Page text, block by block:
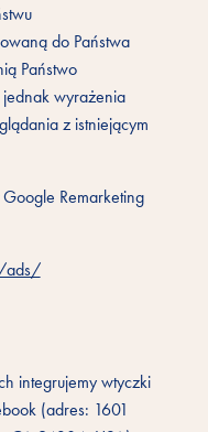
do Państwa
Państwo
wyrażenia
z istniejącym
Remarketing
ads/
integrujemy wtyczki
(adres: 1601